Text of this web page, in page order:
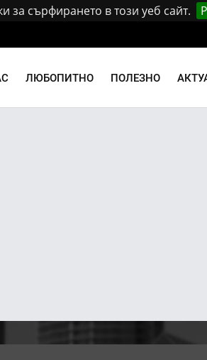
за сърфирането в този уеб сайт.
ЛЮБОПИТНО ПОЛЕЗНО